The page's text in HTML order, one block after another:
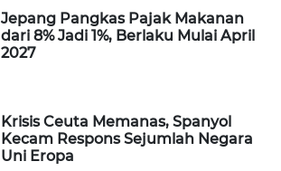
Jepang Pangkas Pajak Makanan
dari 8% Jadi 1%, Berlaku Mulai April
2027
Krisis Ceuta Memanas, Spanyol
Kecam Respons Sejumlah Negara
Uni Eropa